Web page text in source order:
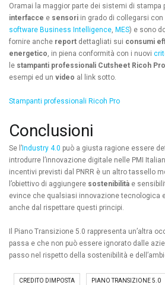
Oramai la maggior parte dei sistemi di stampa
interfacce e sensori in grado di collegarsi
software Business Intelligence, MES) e sono
fornire anche report dettagliati sui consumi
energetico, in piena conformità con i nuovi
le stampanti professionali Cutsheet Ricoh Pro
esempi ed un video al link sotto.
Stampanti professionali Ricoh Pro
Conclusioni
Se l’ Industry 4.0 può a giusta ragione essere
introdurre l’innovazione digitale nelle PMI
incentivi previsti dal PNRR è un altro tassello
l’obiettivo di aggiungere sostenibilità e
evince che qualsiasi innovazione tecnologica
anche dal rispettare questi principi.
Il Piano Transizione 5.0 rappresenta un’altra
passa e che non può essere ignorato dalle
passo nel rispetto della sostenibilità e
CREDITO DIMPOSTA PIANO TRANSIZIONE 5.0